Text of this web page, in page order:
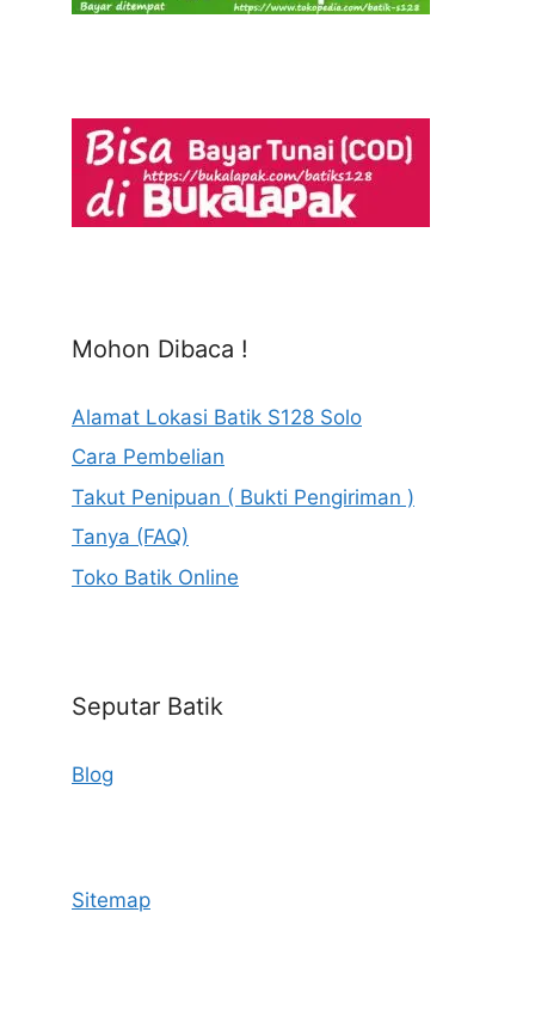
Mohon Dibaca !
Alamat Lokasi Batik S128 Solo
Cara Pembelian
Takut Penipuan ( Bukti Pengiriman )
Tanya (FAQ)
Toko Batik Online
Seputar Batik
Blog
Sitemap